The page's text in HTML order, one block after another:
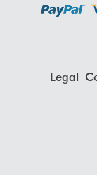
Legal